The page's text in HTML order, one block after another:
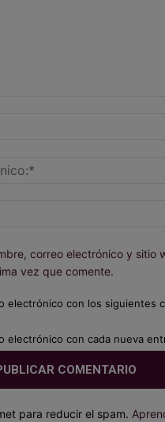
correo electrónico y sitio
vez que comente.
electrónico con los siguientes
electrónico con cada nueva
para reducir el spam.